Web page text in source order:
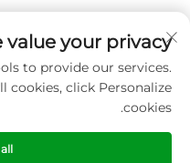
لمعدات
value your privacy
to provide our services.
cookies, click Personalize
cookies.